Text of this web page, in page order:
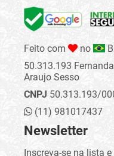
Feito com no
50.313.193
Araujo Sesso
CNPJ 50.313.193/
(11) 981017437
Newsletter
Inscreva-se na lista e